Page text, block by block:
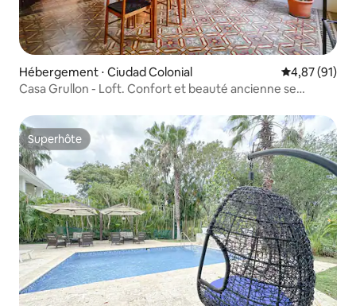
Hébergement ⋅ Ciudad Colonial Évaluation
4,87 (91)
Casa Grullon - Loft. Confort et beauté ancienne se
Superhôte
Superhôte